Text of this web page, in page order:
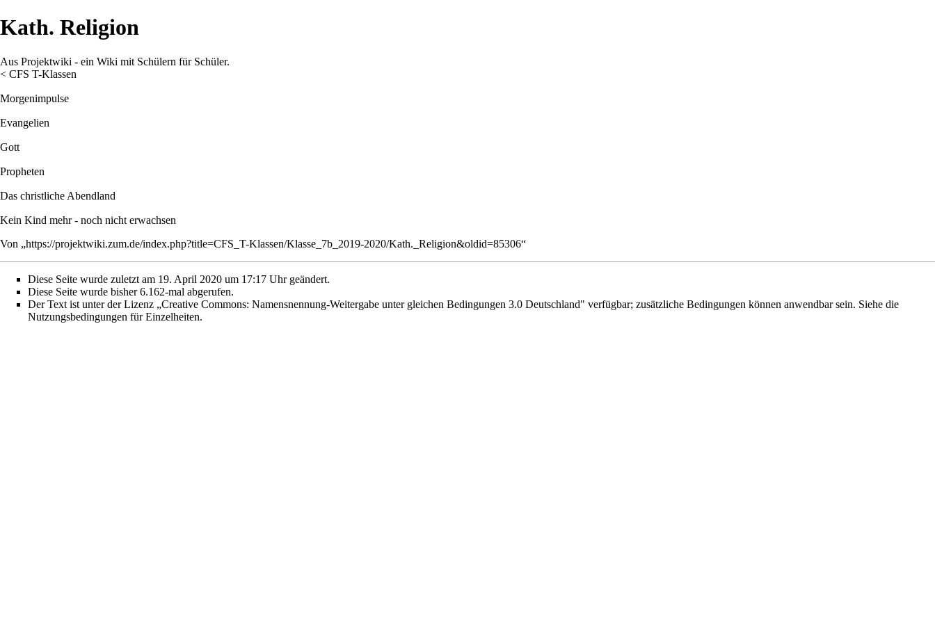
Kath. Religion
Aus Projektwiki - ein Wiki mit Schülern für Schüler.
< CFS T-Klassen
Morgenimpulse
Evangelien
Gott
Propheten
Das christliche Abendland
Kein Kind mehr - noch nicht erwachsen
Von „https://projektwiki.zum.de/index.php?title=CFS_T-Klassen/Klasse_7b_2019-2020/Kath._Religion&oldid=85306“
Diese Seite wurde zuletzt am 19. April 2020 um 17:17 Uhr geändert.
Diese Seite wurde bisher 6.162-mal abgerufen.
Der Text ist unter der Lizenz „Creative Commons: Namensnennung-Weitergabe unter gleichen Bedingungen 3.0 Deutschland" verfügbar; zusätzliche Bedingungen können anwendbar sein. Siehe die
Nutzungsbedingungen für Einzelheiten.